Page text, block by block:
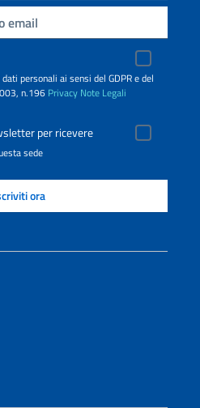
personali ai sensi del GDPR e del
n.196 Privacy Note Legali
per ricevere
sede